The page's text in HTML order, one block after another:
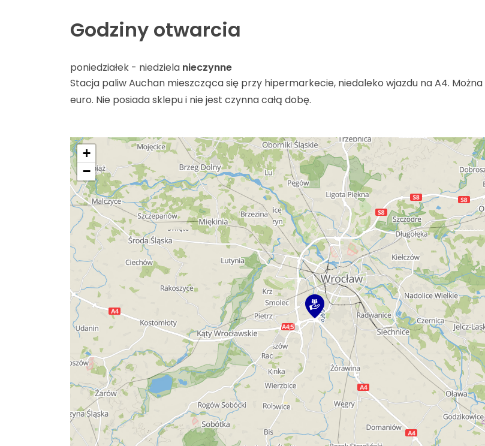
Godziny otwarcia
poniedziałek - niedziela nieczynne
Stacja paliw Auchan mieszcząca się przy hipermarkecie, niedaleko wjazdu na A4.
euro. Nie posiada sklepu i nie jest czynna całą dobę.
+
−